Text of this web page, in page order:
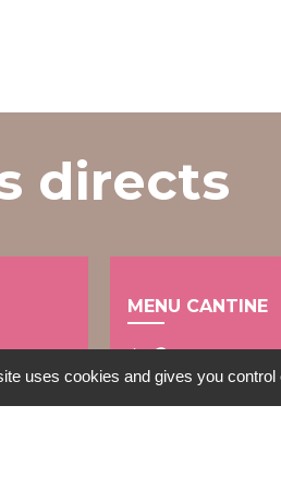
directs
MENU CANTINE
local_dining
uses cookies and gives you